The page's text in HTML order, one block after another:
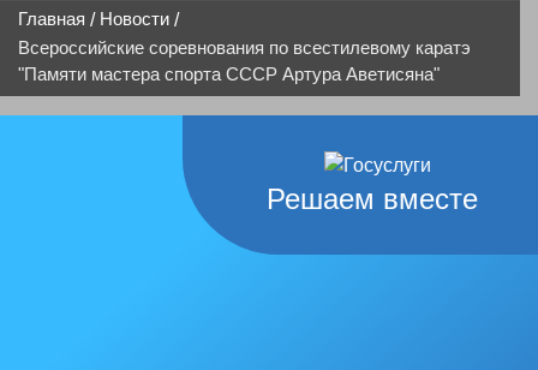
Главная / Новости /
Всероссийские соревнования по всестилевому каратэ
"Памяти мастера спорта СССР Артура Аветисяна"
Решаем вместе